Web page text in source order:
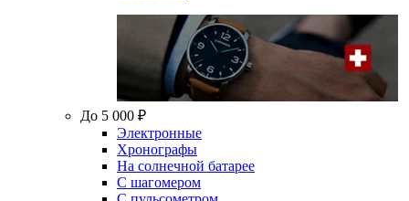
До 5 000 ₽
Электронные
Хронографы
На солнечной батарее
С шагомером